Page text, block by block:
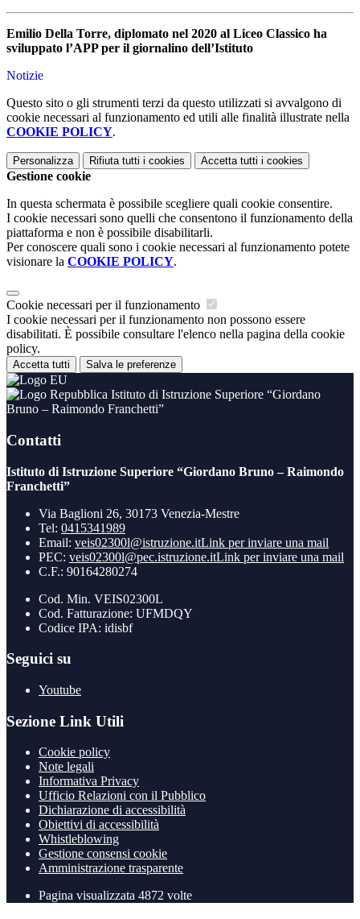
Emilio Della Torre, diplomato nel 2020 al Liceo Classico ha
sviluppato l’APP per il giornalino dell’Istituto
Notizie
Questo sito o gli strumenti terzi da questo utilizzati si avvalgono di
cookie necessari al funzionamento ed utili alle finalità illustrate nella
COOKIE POLICY.
Personalizza Rifiuta tutti i cookies Accetta tutti i cookies
Gestione cookie
In questa schermata è possibile scegliere quali cookie consentire.
I cookie necessari sono quelli che consentono il funzionamento della
piattaforma e non è possibile disabilitarli.
Per conoscere quali sono i cookie necessari al funzionamento potete
visionare la COOKIE POLICY.
Cookie necessari per il funzionamento
I cookie necessari per il funzionamento non possono essere
disabilitati. È possibile consultare l'elenco nella pagina della cookie
policy.
Accetta tutti Salva le preferenze
Istituto di Istruzione Superiore “Giordano
Bruno – Raimondo Franchetti”
Contatti
Istituto di Istruzione Superiore “Giordano Bruno – Raimondo
Franchetti”
Via Baglioni 26, 30173 Venezia-Mestre
Tel: 0415341989
Email: veis02300l@istruzione.itLink per inviare una mail
PEC: veis02300l@pec.istruzione.itLink per inviare una mail
C.F.: 90164280274
Cod. Min. VEIS02300L
Cod. Fatturazione: UFMDQY
Codice IPA: idisbf
Seguici su
Youtube
Sezione Link Utili
Cookie policy
Note legali
Informativa Privacy
Ufficio Relazioni con il Pubblico
Dichiarazione di accessibilità
Obiettivi di accessibilità
Whistleblowing
Gestione consensi cookie
Amministrazione trasparente
Pagina visualizzata 4872 volte